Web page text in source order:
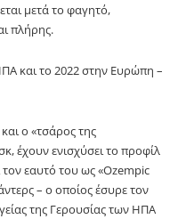
μετά το φαγητό,
πλήρης.
και το 2022 στην Ευρώπη –
ο «τσάρος της
έχουν ενισχύσει το προφίλ
τον εαυτό του ως «Ozempic
– ο οποίος έσυρε τον
της Γερουσίας των ΗΠΑ